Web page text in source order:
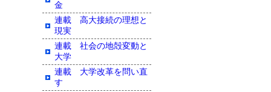
金
連載 高大接続の理想と
現実
連載 社会の地殻変動と
大学
連載 大学改革を問い直
す